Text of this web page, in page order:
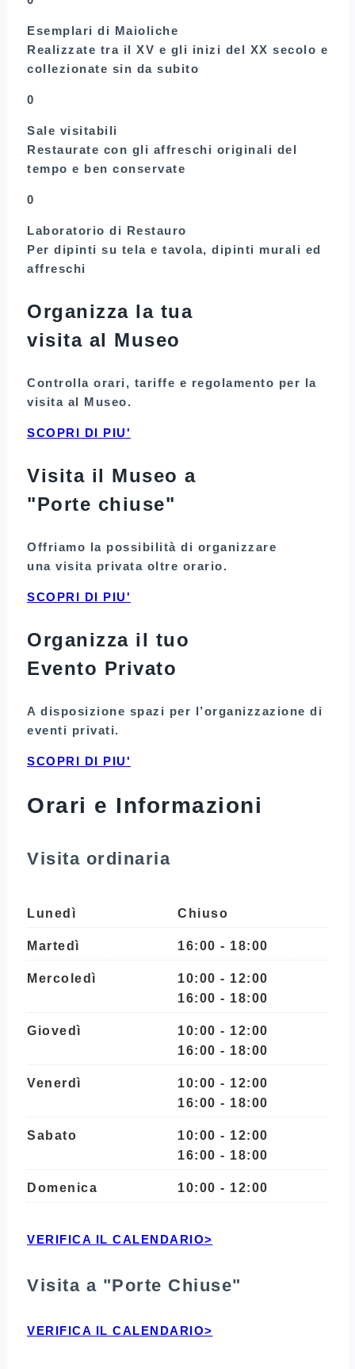
Esemplari di Maioliche
Realizzate tra il XV e gli inizi del XX secolo e
collezionate sin da subito
0
Sale visitabili
Restaurate con gli affreschi originali del
tempo e ben conservate
0
Laboratorio di Restauro
Per dipinti su tela e tavola, dipinti murali ed
affreschi
Organizza la tua
visita al Museo
Controlla orari, tariffe e regolamento per la
visita al Museo.
SCOPRI DI PIU'
Visita il Museo a
"Porte chiuse"
Offriamo la possibilità di organizzare
una visita privata oltre orario.
SCOPRI DI PIU'
Organizza il tuo
Evento Privato
A disposizione spazi per l’organizzazione di
eventi privati.
SCOPRI DI PIU'
Orari e Informazioni
Visita ordinaria
Lunedì Chiuso
Martedì 16:00 - 18:00
Mercoledì
10:00 - 12:00
16:00 - 18:00
Giovedì
10:00 - 12:00
16:00 - 18:00
Venerdì
10:00 - 12:00
16:00 - 18:00
Sabato
10:00 - 12:00
16:00 - 18:00
Domenica 10:00 - 12:00
VERIFICA IL CALENDARIO>
Visita a "Porte Chiuse"
VERIFICA IL CALENDARIO>